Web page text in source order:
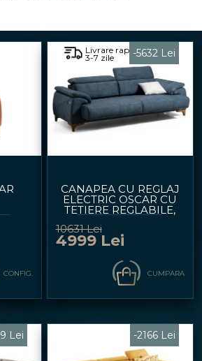
CONFIG.
Livrare rapida
3-7 zile -5632 Lei
CANAPEA CU REGLAJ
ELECTRIC OSCAR CU
TETIERE REGLABILE,
CONTRAST 240X95CM
10631 Lei
4999 Lei
CUMPARA
Lei -2166 Lei